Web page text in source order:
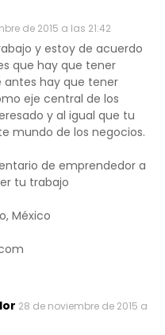
de 2015 a las 21:42
y estoy de acuerdo
que hay que tener
antes hay que tener
eje central de los
y al igual que tu
mundo de los negocios.
de emprendedor a
tu trabajo
México
28 de noviembre de 2015 a